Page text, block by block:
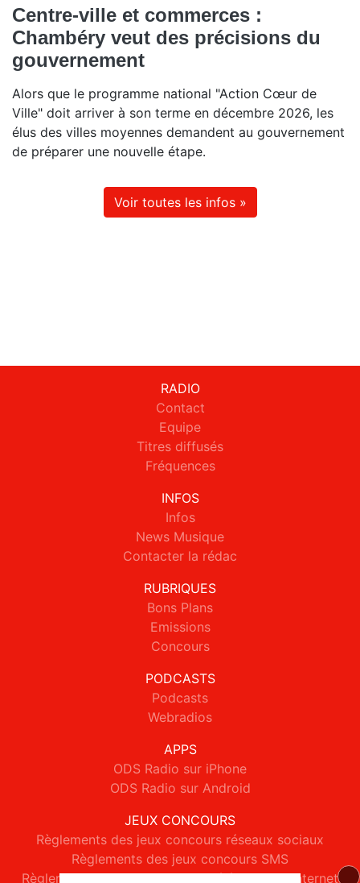
Centre-ville et commerces :
Chambéry veut des précisions du
gouvernement
Alors que le programme national "Action Cœur de
Ville" doit arriver à son terme en décembre 2026, les
élus des villes moyennes demandent au gouvernement
de préparer une nouvelle étape.
Voir toutes les infos »
RADIO
Contact
Equipe
Titres diffusés
Fréquences
INFOS
Infos
News Musique
Contacter la rédac
RUBRIQUES
Bons Plans
Emissions
Concours
PODCASTS
Podcasts
Webradios
APPS
ODS Radio sur iPhone
ODS Radio sur Android
JEUX CONCOURS
Règlements des jeux concours réseaux sociaux
Règlements des jeux concours SMS
Règlements des jeux concours téléphone et internet